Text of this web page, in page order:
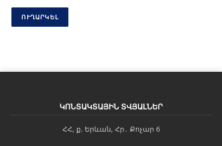
ՈՒՂԱՐԿԵԼ
ԿՈՆՏԱԿՏԱՅԻՆ ՏՎՅԱԼՆԵՐ
ՀՀ, ք. Երևան, Հր․ Քոչար 6